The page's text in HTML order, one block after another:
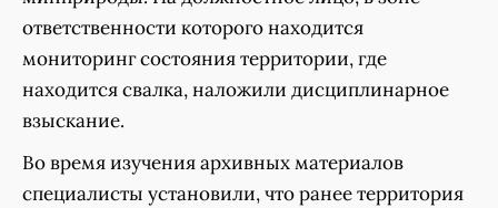
ответственности которого находится
мониторинг состояния территории, где
находится свалка, наложили дисциплинарное
взыскание.
Во время изучения архивных материалов
специалисты установили, что ранее территория